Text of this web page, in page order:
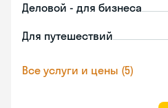
Деловой - для бизнеса
Для путешествий
Все услуги и цены (5)